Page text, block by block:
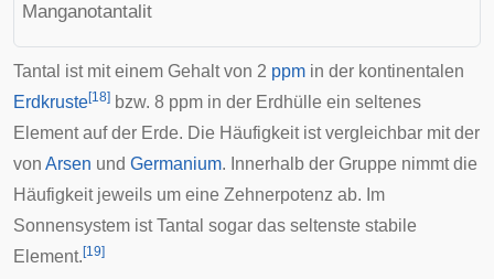
Manganotantalit
Tantal ist mit einem Gehalt von 2 ppm in der kontinentalen
Erdkruste[18] bzw. 8 ppm in der Erdhülle ein seltenes
Element auf der Erde. Die Häufigkeit ist vergleichbar mit der
von Arsen und Germanium. Innerhalb der Gruppe nimmt die
Häufigkeit jeweils um eine Zehnerpotenz ab. Im
Sonnensystem ist Tantal sogar das seltenste stabile
Element. [19]